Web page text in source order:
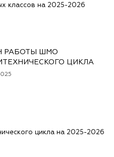
классов на 2025-2026
РАБОТЫ ШМО
ЦИКЛА
цикла на 2025-2026